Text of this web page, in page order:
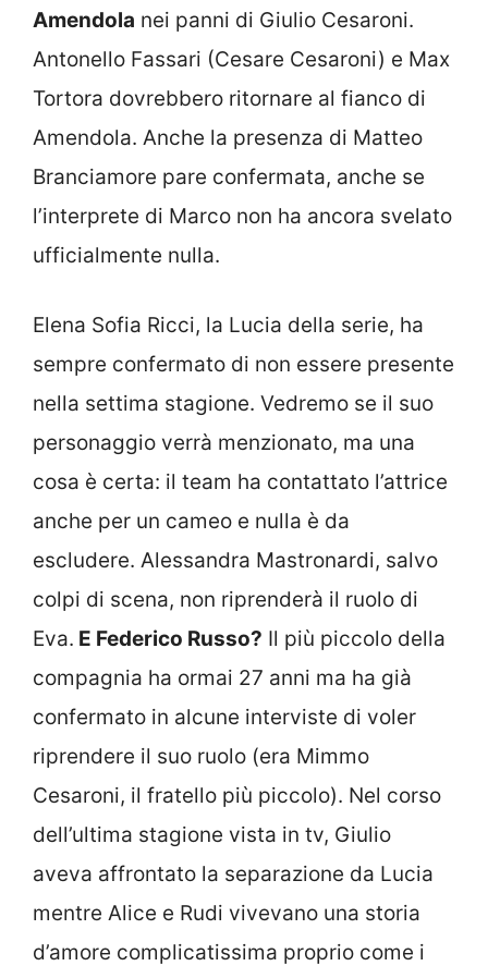
Amendola nei panni di Giulio Cesaroni.
Antonello Fassari (Cesare Cesaroni) e Max
Tortora dovrebbero ritornare al fianco di
Amendola. Anche la presenza di Matteo
Branciamore pare confermata, anche se
l’interprete di Marco non ha ancora svelato
ufficialmente nulla.
Elena Sofia Ricci, la Lucia della serie, ha
sempre confermato di non essere presente
nella settima stagione. Vedremo se il suo
personaggio verrà menzionato, ma una
cosa è certa: il team ha contattato l’attrice
anche per un cameo e nulla è da
escludere. Alessandra Mastronardi, salvo
colpi di scena, non riprenderà il ruolo di
Eva. E Federico Russo? Il più piccolo della
compagnia ha ormai 27 anni ma ha già
confermato in alcune interviste di voler
riprendere il suo ruolo (era Mimmo
Cesaroni, il fratello più piccolo). Nel corso
dell’ultima stagione vista in tv, Giulio
aveva affrontato la separazione da Lucia
mentre Alice e Rudi vivevano una storia
d’amore complicatissima proprio come i